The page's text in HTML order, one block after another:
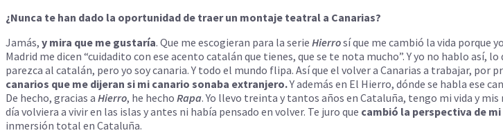
¿Nunca te han dado la oportunidad de traer un montaje teatral a Canarias?
Jamás, y mira que me gustaría. Que me escogieran para la serie Hierrosí que me cambió la vida porque
Madrid me dicen “cuidadito con ese acento catalán que tienes, que se te nota mucho”. Y yo no hablo así,
parezca al catalán, pero yo soy canaria. Y todo el mundo flipa. Así que el volver a Canarias a trabajar, por
canarios que me dijeran si mi canario sonaba extranjero.Y además en El Hierro, dónde se habla ese
De hecho, gracias a Hierro, he hecho Rapa. Yo llevo treinta y tantos años en Cataluña, tengo mi vida y
día volviera a vivir en las islas y antes ni había pensado en volver. Te juro que cambió la perspectiva de mi
inmersión total en Cataluña.